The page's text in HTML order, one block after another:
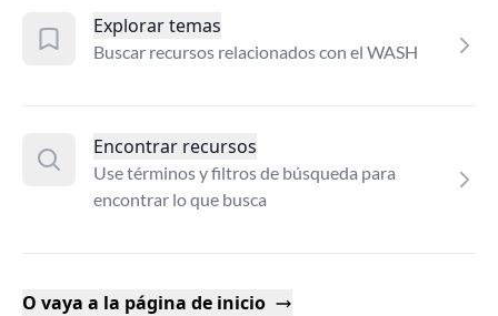
Explorar temas
Buscar recursos relacionados con el WASH
Encontrar recursos
Use términos y filtros de búsqueda para
encontrar lo que busca
O vaya a la página de inicio